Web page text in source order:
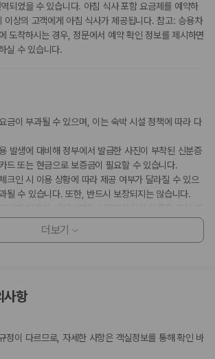
되었을 수 있습니다. 아침 식사 포함 요금제를 예약하
이상의 고객에게 아침 식사가 제공됩니다. 참고: 승용차
도착하시는 경우, 정문에서 예약 확인 정보를 제시하면
실 수 있습니다.
금이 부과될 수 있으며, 이는 숙박 시설 정책에 따라 다
발생에 대비해 정부에서 발급한 사진이 부착된 신분증
드 또는 현금으로 보증금이 필요할 수 있습니다.
크인 시 이용 상황에 따라 제공 여부가 달라질 수 있으
될 수 있습니다. 또한, 반드시 보장되지는 않습니다.
약자의 이름이어야 합니다.
용 가능한 결제 수단은 신용카드, 직불카드, 현금입니
을 위해 소화기, 연기 감지기 등을 갖추고 있습니다.
이 있습니다. 이 부분이 염려되시면 도착 전에 숙박 시
한 객실을 이용할 수 있는지 확인하시기 바랍니다.
La Cares(샹그릴라)의 청소 및 소독 지침을 준수
더보기
사항
정이 다르므로, 자세한 사항은 객실정보를 통해 확인 바